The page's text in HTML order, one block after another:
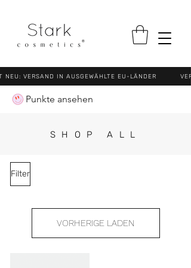
VERSAND IN AUSGEWÄHLTE EU-LÄNDER
Punkte ansehen
SHOP ALL
Filter
VORHERIGE LADEN